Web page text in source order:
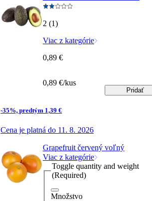
2 (1)
Viac z kategórie
-35%, predtým 1,39 €
Cena je platná do 11. 8. 2026
0,89 €
0,89 €/kus
Pridať
Grapefruit červený voľný
Viac z kategórie
Toggle quantity and weight
(Required)
Množstvo